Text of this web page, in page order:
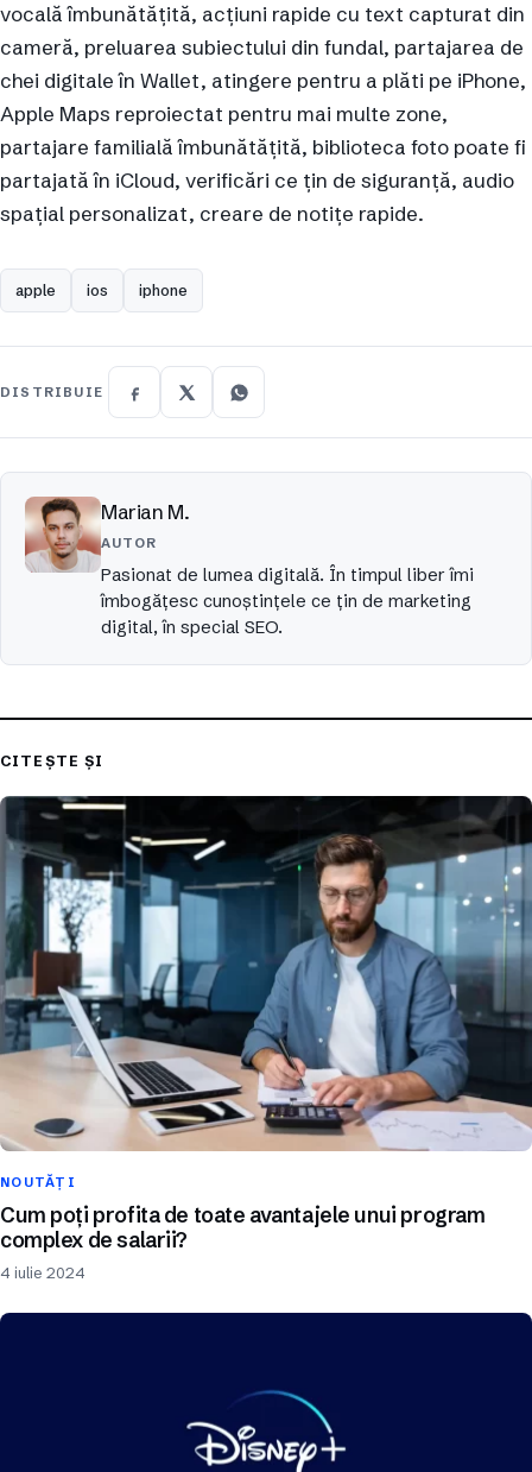
vocală îmbunătățită, acțiuni rapide cu text capturat din
cameră, preluarea subiectului din fundal, partajarea de
chei digitale în Wallet, atingere pentru a plăti pe iPhone,
Apple Maps reproiectat pentru mai multe zone,
partajare familială îmbunătățită, biblioteca foto poate fi
partajată în iCloud, verificări ce țin de siguranță, audio
spațial personalizat, creare de notițe rapide.
apple ios iphone
DISTRIBUIE
Marian M.
AUTOR
Pasionat de lumea digitală. În timpul liber îmi
îmbogățesc cunoștințele ce țin de marketing
digital, în special SEO.
CITEȘTE ȘI
NOUTĂȚI
Cum poți profita de toate avantajele unui program
complex de salarii?
4 iulie 2024